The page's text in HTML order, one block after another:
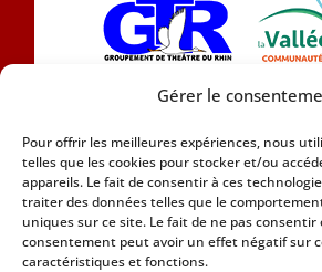
Gérer le
Pour offrir les meilleures expériences, nous
telles que les cookies pour stocker et/ou
appareils. Le fait de consentir à ces
traiter des données telles que le
uniques sur ce site. Le fait de ne pas
consentement peut avoir un effet négatif sur
caractéristiques et fonctions.
aujourd’hui d’une chorale et
en Alsacien.
Car nous attachons de
patrimoine culturel nous